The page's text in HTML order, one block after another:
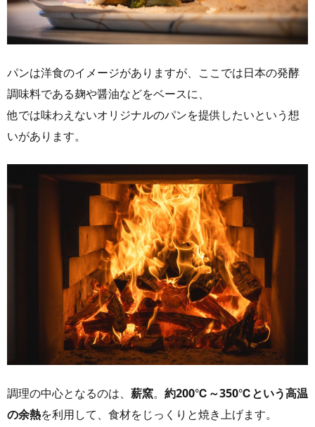
パンは洋食のイメージがありますが、ここでは日本の発酵
調味料である麹や醤油などをベースに、
他では味わえないオリジナルのパンを提供したいという想
いがあります。
調理の中心となるのは、 薪窯。 約200℃～350℃という高温
の余熱を利用して、食材をじっくりと焼き上げます。